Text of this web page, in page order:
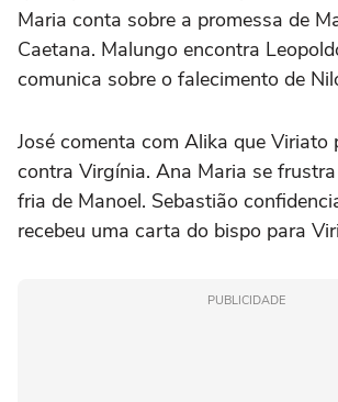
Maria conta sobre a promessa de
Caetana. Malungo encontra
comunica sobre o falecimento de
José comenta com Alika que Viriato
contra Virgínia. Ana Maria se
fria de Manoel. Sebastião
recebeu uma carta do bispo para
PUBLICIDADE